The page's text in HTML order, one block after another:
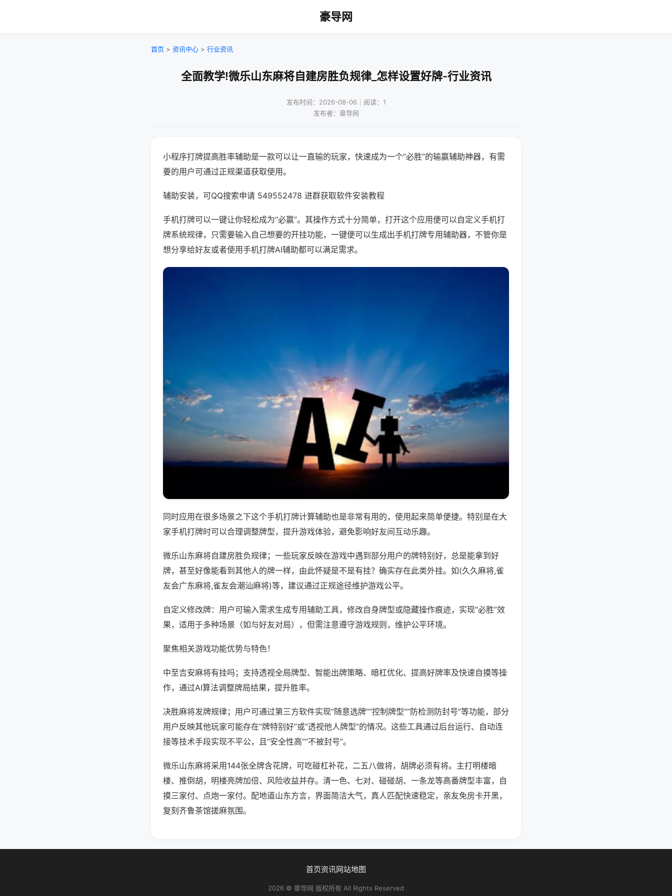
豪导网
首页 > 资讯中心 > 行业资讯
全面教学!微乐山东麻将自建房胜负规律_怎样设置好牌-行业资讯
发布时间：2026-08-06｜阅读：1
发布者：豪导网
小程序打牌提高胜率辅助是一款可以让一直输的玩家，快速成为一个“必胜”的输赢辅助神器，有需
要的用户可通过正规渠道获取使用。
辅助安装，可QQ搜索申请 549552478 进群获取软件安装教程
手机打牌可以一键让你轻松成为“必赢”。其操作方式十分简单，打开这个应用便可以自定义手机打
牌系统规律，只需要输入自己想要的开挂功能，一键便可以生成出手机打牌专用辅助器，不管你是
想分享给好友或者使用手机打牌AI辅助都可以满足需求。
同时应用在很多场景之下这个手机打牌计算辅助也是非常有用的，使用起来简单便捷。特别是在大
家手机打牌时可以合理调整牌型，提升游戏体验，避免影响好友间互动乐趣。
微乐山东麻将自建房胜负规律；一些玩家反映在游戏中遇到部分用户的牌特别好，总是能拿到好
牌，甚至好像能看到其他人的牌一样，由此怀疑是不是有挂？确实存在此类外挂。如(久久麻将,雀
友会广东麻将,雀友会潮汕麻将)等，建议通过正规途径维护游戏公平。
自定义修改牌：用户可输入需求生成专用辅助工具，修改自身牌型或隐藏操作痕迹，实现“必胜”效
果，适用于多种场景（如与好友对局），但需注意遵守游戏规则，维护公平环境。
聚焦相关游戏功能优势与特色！
中至吉安麻将有挂吗；支持透视全局牌型、智能出牌策略、暗杠优化、提高好牌率及快速自摸等操
作，通过AI算法调整牌局结果，提升胜率。
决胜麻将发牌规律；用户可通过第三方软件实现“随意选牌”“控制牌型”“防检测防封号”等功能，部分
用户反映其他玩家可能存在“牌特别好”或“透视他人牌型”的情况。这些工具通过后台运行、自动连
接等技术手段实现不平公，且“安全性高”“不被封号”。
微乐山东麻将采用144张全牌含花牌，可吃碰杠补花，二五八做将，胡牌必须有将。主打明楼暗
楼、推倒胡，明楼亮牌加倍、风险收益并存。清一色、七对、碰碰胡、一条龙等高番牌型丰富，自
摸三家付、点炮一家付。配地道山东方言，界面简洁大气，真人匹配快速稳定，亲友免房卡开黑，
复刻齐鲁茶馆搓麻氛围。
首页资讯网站地图
2026 © 豪导网 版权所有 All Rights Reserved